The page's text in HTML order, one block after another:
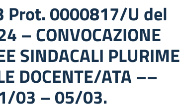
Prot. 0000817/U del
– CONVOCAZIONE
SINDACALI PLURIME
DOCENTE/ATA ––
03 – 05/03.